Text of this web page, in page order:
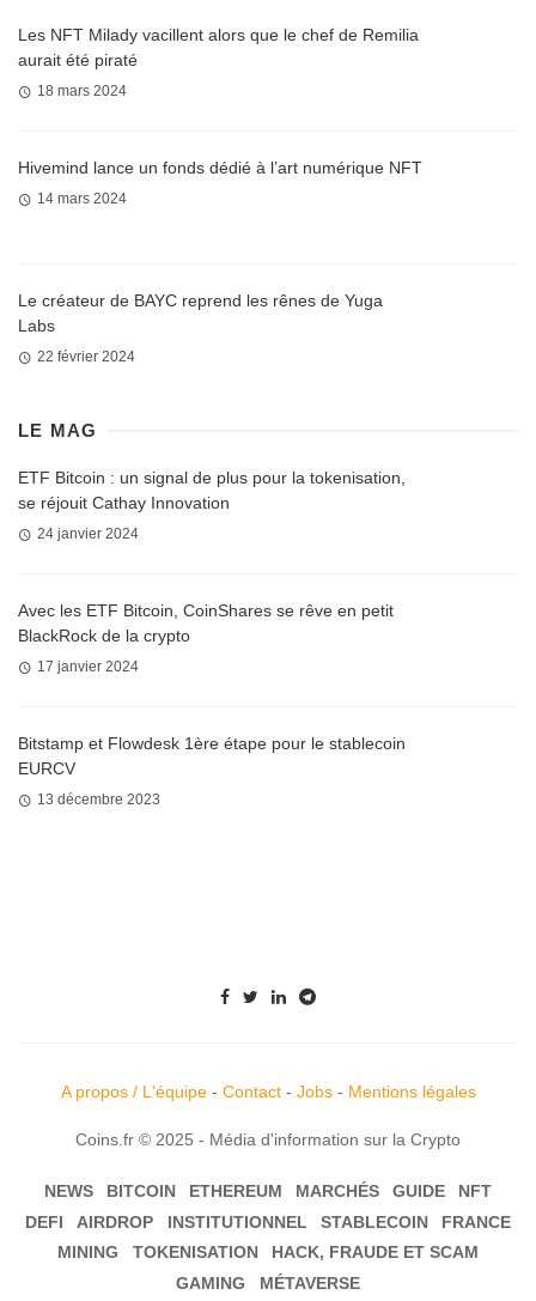
Les NFT Milady vacillent alors que le chef de Remilia
aurait été piraté
18 mars 2024
Hivemind lance un fonds dédié à l’art numérique NFT
14 mars 2024
Le créateur de BAYC reprend les rênes de Yuga
Labs
22 février 2024
LE MAG
ETF Bitcoin : un signal de plus pour la tokenisation,
se réjouit Cathay Innovation
24 janvier 2024
Avec les ETF Bitcoin, CoinShares se rêve en petit
BlackRock de la crypto
17 janvier 2024
Bitstamp et Flowdesk 1ère étape pour le stablecoin
EURCV
13 décembre 2023
A propos / L'équipe- Contact- Jobs- Mentions légales
Coins.fr © 2025 - Média d'information sur la Crypto
NEWS BITCOIN ETHEREUM MARCHÉS GUIDE
NFT
DEFI
AIRDROP INSTITUTIONNEL STABLECOIN
FRANCE
MINING
TOKENISATION
HACK, FRAUDE ET SCAM
GAMING
MÉTAVERSE